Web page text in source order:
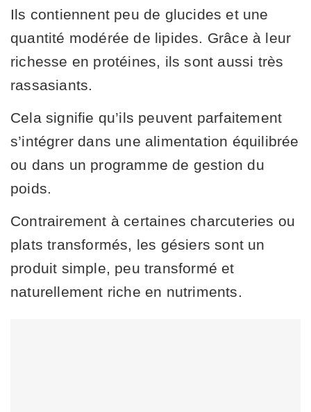
Ils contiennent peu de glucides et une
quantité modérée de lipides. Grâce à leur
richesse en protéines, ils sont aussi très
rassasiants.
Cela signifie qu’ils peuvent parfaitement
s’intégrer dans une alimentation équilibrée
ou dans un programme de gestion du
poids.
Contrairement à certaines charcuteries ou
plats transformés, les gésiers sont un
produit simple, peu transformé et
naturellement riche en nutriments.